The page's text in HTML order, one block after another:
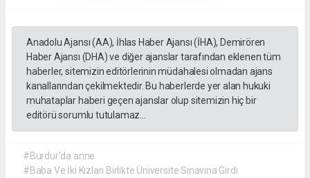
Anadolu Ajansı (AA), İhlas Haber Ajansı (İHA), Demirören
Haber Ajansı (DHA) ve diğer ajanslar tarafından eklenen tüm
haberler, sitemizin editörlerinin müdahalesi olmadan ajans
kanallarından çekilmektedir. Bu haberlerde yer alan hukuki
muhataplar haberi geçen ajanslar olup sitemizin hiç bir
editörü sorumlu tutulamaz...
#Burdur'da anne
#Baba Ve İki Kızları Birlikte Üniversite Sınavına Girdi